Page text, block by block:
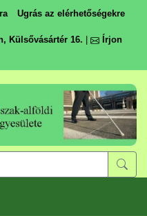
Ugrás az elérhetőségekre
Külsővásártér 16.
Írjon